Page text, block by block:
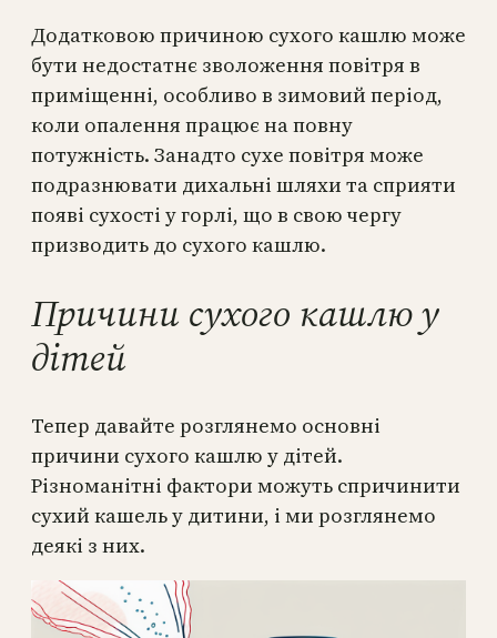
Додатковою причиною сухого кашлю може
бути недостатнє зволоження повітря в
приміщенні, особливо в зимовий період,
коли опалення працює на повну
потужність. Занадто сухе повітря може
подразнювати дихальні шляхи та сприяти
появі сухості у горлі, що в свою чергу
призводить до сухого кашлю.
Причини сухого кашлю у
дітей
Тепер давайте розглянемо основні
причини сухого кашлю у дітей.
Різноманітні фактори можуть спричинити
сухий кашель у дитини, і ми розглянемо
деякі з них.